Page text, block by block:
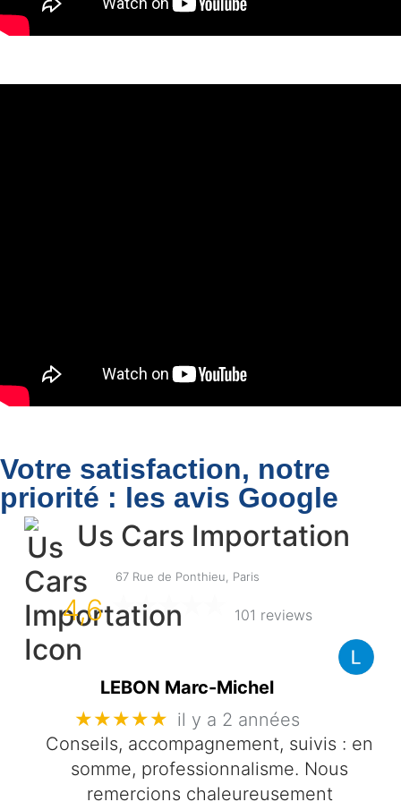
Votre satisfaction, notre
priorité : les avis Google
Us Cars Importation
67 Rue de Ponthieu, Paris
4,6 101 reviews
LEBON Marc-Michel
★★★★★ il y a 2 années
Conseils, accompagnement, suivis : en
somme, professionnalisme. Nous
remercions chaleureusement